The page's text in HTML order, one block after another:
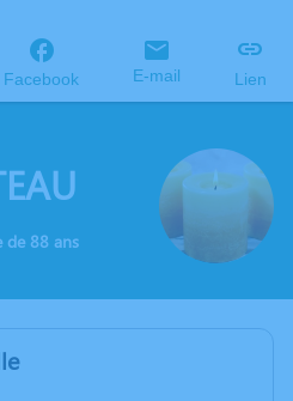
Facebook E-mail Lien
de 88 ans